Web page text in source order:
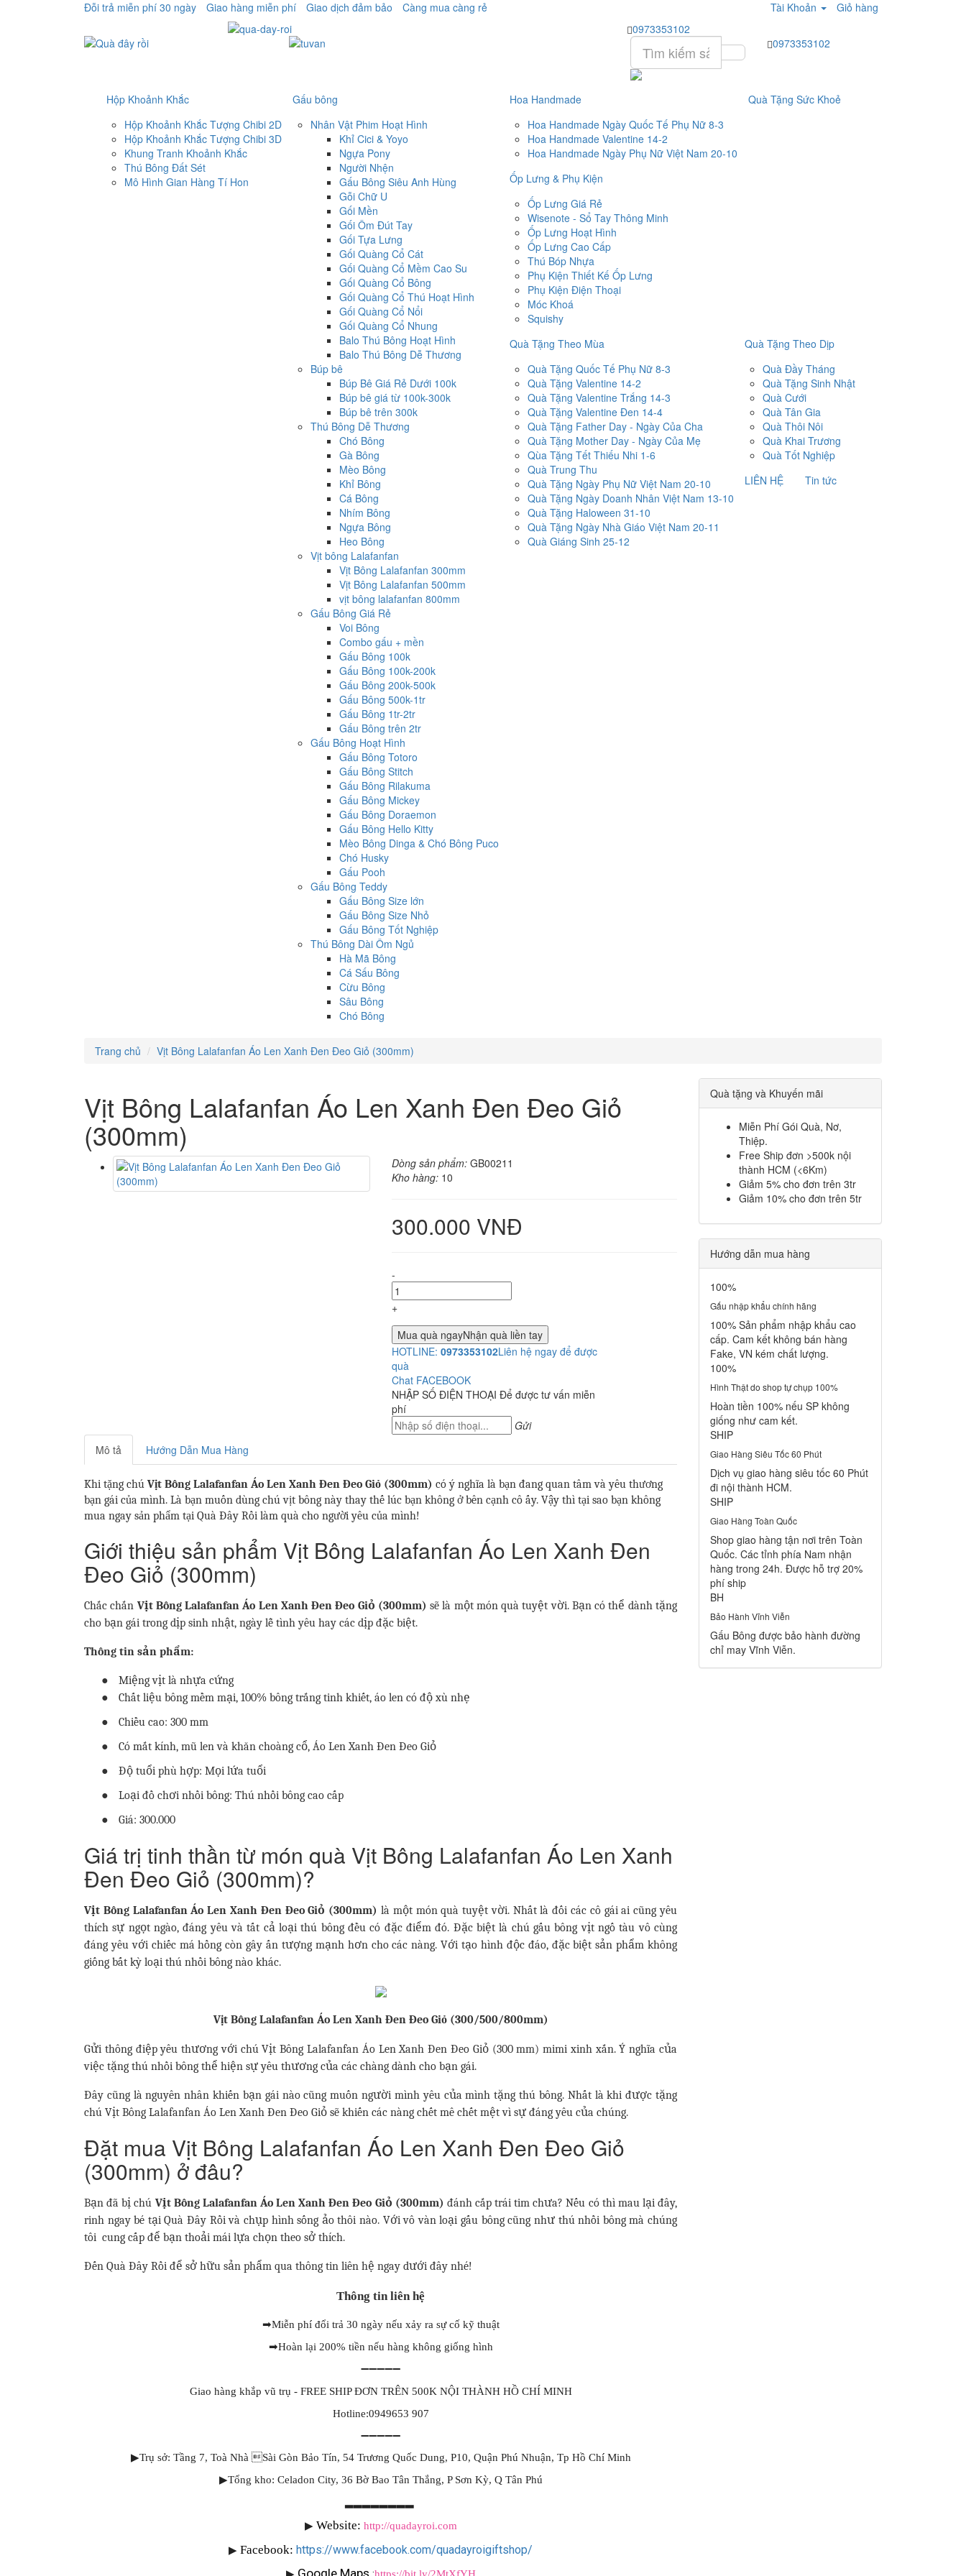
Đỗi trả miễn phí 30 ngày Giao hàng miễn phí Giao dịch đảm bảo Càng mua càng rẻ Tài Khoản
Giỏ hàng
0973353102
0973353102
Hộp Khoảnh Khắc
Hộp Khoảnh Khắc Tượng Chibi 2D
Hộp Khoảnh Khắc Tượng Chibi 3D
Khung Tranh Khoảnh Khắc
Thú Bông Đất Sét
Mô Hình Gian Hàng Tí Hon
Gấu bông
Nhân Vật Phim Hoạt Hình
Khỉ Cici & Yoyo
Ngựa Pony
Người Nhện
Gấu Bông Siêu Anh Hùng
Gỗi Chữ U
Gối Mền
Gối Ôm Đút Tay
Gối Tựa Lưng
Gối Quàng Cổ Cát
Gối Quàng Cổ Mềm Cao Su
Gối Quàng Cổ Bông
Gối Quàng Cổ Thú Hoạt Hình
Gối Quàng Cổ Nổi
Gối Quàng Cổ Nhung
Balo Thú Bông Hoạt Hình
Balo Thú Bông Dễ Thương
Búp bê
Búp Bê Giá Rẻ Dưới 100k
Búp bê giá từ 100k-300k
Búp bê trên 300k
Thú Bông Dễ Thương
Chó Bông
Gà Bông
Mèo Bông
Khỉ Bông
Cá Bông
Nhím Bông
Ngựa Bông
Heo Bông
Vịt bông Lalafanfan
Vịt Bông Lalafanfan 300mm
Vịt Bông Lalafanfan 500mm
vịt bông lalafanfan 800mm
Gấu Bông Giá Rẻ
Voi Bông
Combo gấu + mền
Gấu Bông 100k
Gấu Bông 100k-200k
Gấu Bông 200k-500k
Gấu Bông 500k-1tr
Gấu Bông 1tr-2tr
Gấu Bông trên 2tr
Gấu Bông Hoạt Hình
Gấu Bông Totoro
Gấu Bông Stitch
Gấu Bông Rilakuma
Gấu Bông Mickey
Gấu Bông Doraemon
Gấu Bông Hello Kitty
Mèo Bông Dinga & Chó Bông Puco
Chó Husky
Gấu Pooh
Gấu Bông Teddy
Gấu Bông Size lớn
Gấu Bông Size Nhỏ
Gấu Bông Tốt Nghiệp
Thú Bông Dài Ôm Ngủ
Hà Mã Bông
Cá Sấu Bông
Cừu Bông
Sâu Bông
Chó Bông
Hoa Handmade
Hoa Handmade Ngày Quốc Tế Phụ Nữ 8-3
Hoa Handmade Valentine 14-2
Hoa Handmade Ngày Phụ Nữ Việt Nam 20-10
Quà Tặng Sức Khoẻ
Ốp Lưng & Phụ Kiện
Ốp Lưng Giá Rẻ
Wisenote - Sổ Tay Thông Minh
Ốp Lưng Hoạt Hình
Ốp Lưng Cao Cấp
Thú Bóp Nhựa
Phụ Kiện Thiết Kế Ốp Lưng
Phụ Kiện Điện Thoại
Móc Khoá
Squishy
Quà Tặng Theo Mùa
Quà Tặng Quốc Tế Phụ Nữ 8-3
Quà Tặng Valentine 14-2
Quà Tặng Valentine Trắng 14-3
Quà Tặng Valentine Đen 14-4
Quà Tặng Father Day - Ngày Của Cha
Quà Tặng Mother Day - Ngày Của Mẹ
Qùa Tặng Tết Thiếu Nhi 1-6
Quà Trung Thu
Quà Tặng Ngày Phụ Nữ Việt Nam 20-10
Quà Tặng Ngày Doanh Nhân Việt Nam 13-10
Quà Tặng Haloween 31-10
Quà Tặng Ngày Nhà Giáo Việt Nam 20-11
Quà Giáng Sinh 25-12
Quà Tặng Theo Dịp
Quà Đầy Tháng
Quà Tặng Sinh Nhật
Quà Cưới
Quà Tân Gia
Quà Thôi Nôi
Quà Khai Trương
Quà Tốt Nghiệp
LIÊN HỆ
Tin tức
Trang chủ Vịt Bông Lalafanfan Áo Len Xanh Đen Đeo Giỏ (300mm)
Vịt Bông Lalafanfan Áo Len Xanh Đen Đeo Giỏ
(300mm)
Dòng sản phẩm:GB00211
Kho hàng:10
300.000 VNĐ
-
+
Mua quà ngayNhận quà liền tay
HOTLINE: 0973353102Liên hệ ngay để được
quà
Chat FACEBOOK
NHẬP SỐ ĐIỆN THOẠI Để được tư vấn miễn
phí
Gửi
Mô tả
Hướng Dẫn Mua Hàng
Khi tặng chú Vịt Bông Lalafanfan Áo Len Xanh Đen Đeo Giỏ (300mm) có ý nghĩa là bạn đang quan tâm và yêu thương
bạn gái của mình. Là bạn muốn dùng chú vịt bông này thay thế lúc bạn không ở bên cạnh cô ấy. Vậy thì tại sao bạn không
mua ngay sản phẩm tại Quà Đây Rồi làm quà cho người yêu của mình!
Giới thiệu sản phẩm Vịt Bông Lalafanfan Áo Len Xanh Đen
Đeo Giỏ (300mm)
Chắc chắn Vịt Bông Lalafanfan Áo Len Xanh Đen Đeo Giỏ (300mm) sẽ là một món quà tuyệt vời. Bạn có thể dành tặng
cho bạn gái trong dịp sinh nhật, ngày lễ tình yêu hay các dịp đặc biệt.
Thông tin sản phẩm:
●
Miệng vịt là nhựa cứng
●
Chất liệu bông mềm mại, 100% bông trắng tinh khiết, áo len có độ xù nhẹ
●
Chiều cao: 300 mm
●
Có mắt kính, mũ len và khăn choàng cổ, Áo Len Xanh Đen Đeo Giỏ
●
Độ tuổi phù hợp: Mọi lứa tuổi
●
Loại đồ chơi nhồi bông: Thú nhồi bông cao cấp
●
Giá: 300.000
Giá trị tinh thần từ món quà Vịt Bông Lalafanfan Áo Len Xanh
Đen Đeo Giỏ (300mm)?
Vịt Bông Lalafanfan Áo Len Xanh Đen Đeo Giỏ (300mm) là một món quà tuyệt vời. Nhất là đối các cô gái ai cũng yêu
thích sự ngọt ngào, đáng yêu và tất cả loại thú bông đều có đặc điểm đó. Đặc biệt là chú gấu bông vịt ngố tàu vô cùng
đáng yêu với chiếc má hồng còn gây ấn tượng mạnh hơn cho các nàng. Với tạo hình độc đáo, đặc biệt sản phẩm không
giống bất kỳ loại thú nhồi bông nào khác.
Vịt Bông Lalafanfan Áo Len Xanh Đen Đeo Giỏ (300/500/800mm)
Gửi thông điệp yêu thương với chú Vịt Bông Lalafanfan Áo Len Xanh Đen Đeo Giỏ (300 mm) mimi xinh xắn. Ý nghĩa của
việc tặng thú nhồi bông thể hiện sự yêu thương của các chàng dành cho bạn gái.
Đây cũng là nguyên nhân khiến bạn gái nào cũng muốn người mình yêu của mình tặng thú bông. Nhất là khi được tặng
chú Vịt Bông Lalafanfan Áo Len Xanh Đen Đeo Giỏ sẽ khiến các nàng chết mê chết mệt vì sự đáng yêu của chúng.
Đặt mua Vịt Bông Lalafanfan Áo Len Xanh Đen Đeo Giỏ
(300mm) ở đâu?
Bạn đã bị chú Vịt Bông Lalafanfan Áo Len Xanh Đen Đeo Giỏ (300mm) đánh cắp trái tim chưa? Nếu có thì mau lại đây,
rinh ngay bé tại Quà Đây Rồi và chụp hình sống ảo thôi nào. Với vô vàn loại gấu bông cũng như thú nhồi bông mà chúng
tôi cung cấp để bạn thoải mái lựa chọn theo sở thích.
Đến Quà Đây Rồi để sở hữu sản phẩm qua thông tin liên hệ ngay dưới đây nhé!
Thông tin liên hệ
➡Miễn phí đổi trả 30 ngày nếu xảy ra sự cố kỹ thuật
➡Hoàn lại 200% tiền nếu hàng không giống hình
➖➖➖➖➖
Giao hàng khắp vũ trụ - FREE SHIP ĐƠN TRÊN 500K NỘI THÀNH HỒ CHÍ MINH
Hotline:0949653 907
➖➖➖➖➖
▶Trụ sở: Tầng 7, Toà Nhà Sài Gòn Bảo Tín, 54 Trương Quốc Dung, P10, Quận Phú Nhuận, Tp Hồ Chí Minh
▶Tổng kho: Celadon City, 36 Bờ Bao Tân Thắng, P Sơn Kỳ, Q Tân Phú
▶ Website: http://quadayroi.com
▶ Facebook: https://www.facebook.com/quadayroigiftshop/
https://bit.ly/2MtXfYH
Quà tặng và Khuyến mãi
Miễn Phí Gói Quà, Nơ,
Thiệp.
Free Ship đơn >500k nội
thành HCM (<6Km)
Giảm 5% cho đơn trên 3tr
Giảm 10% cho đơn trên 5tr
Hướng dẫn mua hàng
100%
Gấu nhập khẩu chính hãng
100% Sản phẩm nhập khẩu cao
cấp. Cam kết không bán hàng
Fake, VN kém chất lượng.
100%
Hình Thật do shop tự chụp 100%
Hoàn tiền 100% nếu SP không
giống như cam kết.
SHIP
Giao Hàng Siêu Tốc 60 Phút
Dịch vụ giao hàng siêu tốc 60 Phút
đi nội thành HCM.
SHIP
Giao Hàng Toàn Quốc
Shop giao hàng tận nơi trên Toàn
Quốc. Các tỉnh phía Nam nhận
hàng trong 24h. Được hỗ trợ 20%
phí ship
BH
Bảo Hành Vĩnh Viễn
Gấu Bông được bảo hành đường
chỉ may Vĩnh Viễn.